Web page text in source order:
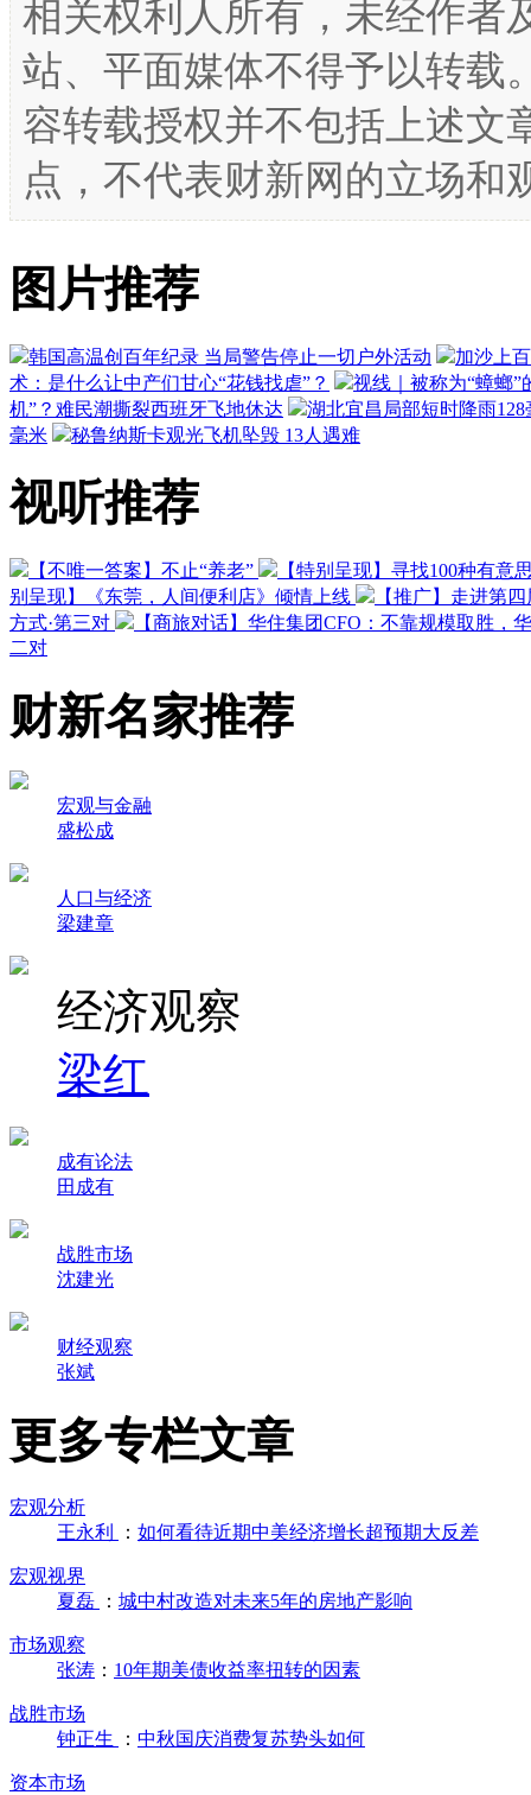
相关权利人所有，未经作者
站、平面媒体不得予以转载
容转载授权并不包括上述文
点，不代表财新网的立场和
图片推荐
韩国高温创百年纪录 当局警告停止一切户外活动
加沙上
术：是什么让中产们甘心“花钱找虐”？
视线｜被称为“蟑螂
机”？难民潮撕裂西班牙飞地休达
湖北宜昌局部短时降雨
毫米
秘鲁纳斯卡观光飞机坠毁 13人遇难
视听推荐
【不唯一答案】不止“养老”
【特别呈现】寻找100种有意
别呈现】《东莞，人间便利店》倾情上线
【推广】走进第
方式·第三对
【商旅对话】华住集团CFO：不靠规模取胜，
二对
财新名家推荐
宏观与金融
盛松成
人口与经济
梁建章
经济观察
梁红
成有论法
田成有
战胜市场
沈建光
财经观察
张斌
更多专栏文章
宏观分析
王永利
： 如何看待近期中美经济增长超预期大反差
宏观视界
夏磊
： 城中村改造对未来5年的房地产影响
市场观察
张涛 ： 10年期美债收益率扭转的因素
战胜市场
钟正生
： 中秋国庆消费复苏势头如何
资本市场